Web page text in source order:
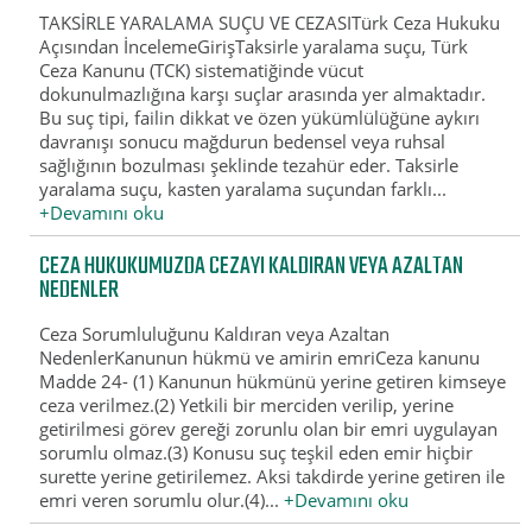
TAKSİRLE YARALAMA SUÇU VE CEZASITürk Ceza Hukuku
Açısından İncelemeGirişTaksirle yaralama suçu, Türk
Ceza Kanunu (TCK) sistematiğinde vücut
dokunulmazlığına karşı suçlar arasında yer almaktadır.
Bu suç tipi, failin dikkat ve özen yükümlülüğüne aykırı
davranışı sonucu mağdurun bedensel veya ruhsal
sağlığının bozulması şeklinde tezahür eder. Taksirle
yaralama suçu, kasten yaralama suçundan farklı...
+Devamını oku
CEZA HUKUKUMUZDA CEZAYI KALDIRAN VEYA AZALTAN
NEDENLER
Ceza Sorumluluğunu Kaldıran veya Azaltan
NedenlerKanunun hükmü ve amirin emriCeza kanunu
Madde 24- (1) Kanunun hükmünü yerine getiren kimseye
ceza verilmez.(2) Yetkili bir merciden verilip, yerine
getirilmesi görev gereği zorunlu olan bir emri uygulayan
sorumlu olmaz.(3) Konusu suç teşkil eden emir hiçbir
surette yerine getirilemez. Aksi takdirde yerine getiren ile
emri veren sorumlu olur.(4)...+Devamını oku